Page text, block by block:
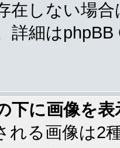
在しない場
詳細は
下に画像を
れる画像は2